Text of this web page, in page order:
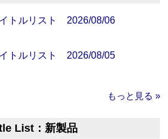
トルリスト 2026/08/06
トルリスト 2026/08/05
もっと見る »
List：新製品